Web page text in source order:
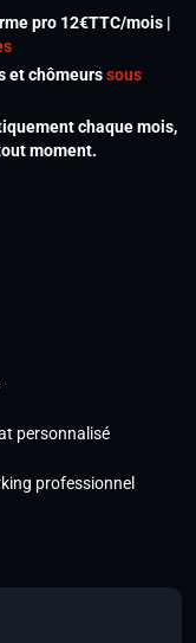
pro 12€TTC/mois |
et chômeurssous
chaque mois,
moment.
personnalisé
professionnel